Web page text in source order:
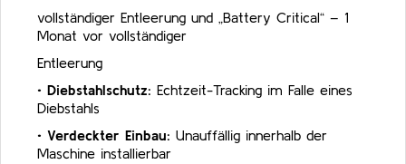
vollständiger Entleerung und „Battery Critical“ – 1
Monat vor vollständiger
Entleerung
• Diebstahlschutz: Echtzeit-Tracking im Falle eines
Diebstahls
• Verdeckter Einbau: Unauffällig innerhalb der
Maschine installierbar